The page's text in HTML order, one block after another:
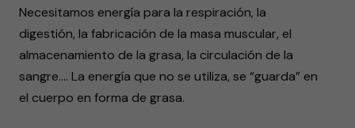
Necesitamos energía para la respiración, la
digestión, la fabricación de la masa muscular, el
almacenamiento de la grasa, la circulación de la
sangre…. La energía que no se utiliza, se “guarda” en
el cuerpo en forma de grasa.